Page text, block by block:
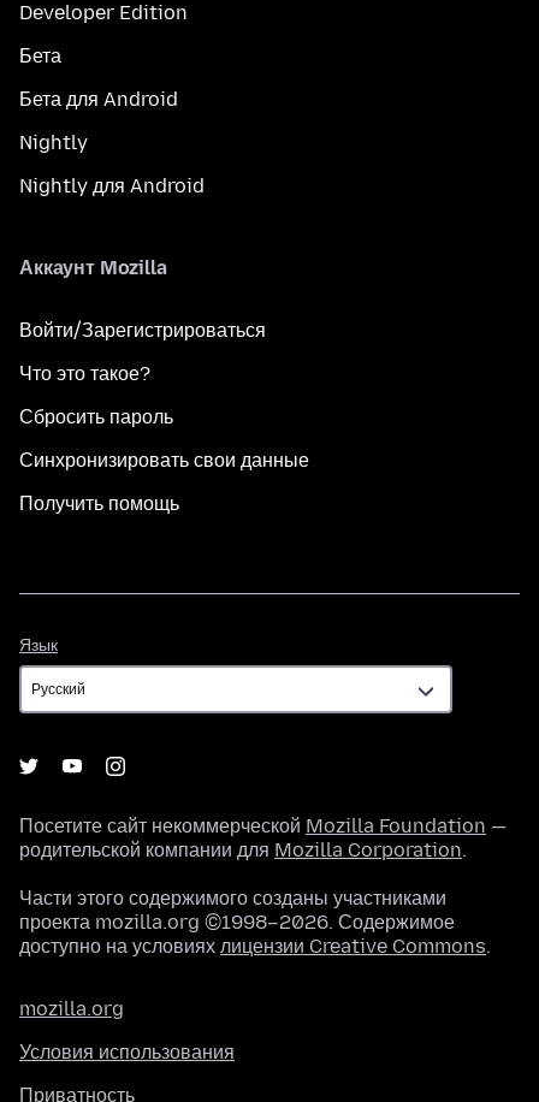
Developer Edition
Бета
Бета для Android
Nightly
Nightly для Android
Аккаунт Mozilla
Войти/Зарегистрироваться
Что это такое?
Сбросить пароль
Синхронизировать свои данные
Получить помощь
Язык
Посетите сайт некоммерческой Mozilla Foundation —
родительской компании для Mozilla Corporation.
Части этого содержимого созданы участниками
проекта mozilla.org ©1998–2026. Содержимое
доступно на условиях лицензии Creative Commons.
mozilla.org
Условия использования
Приватность